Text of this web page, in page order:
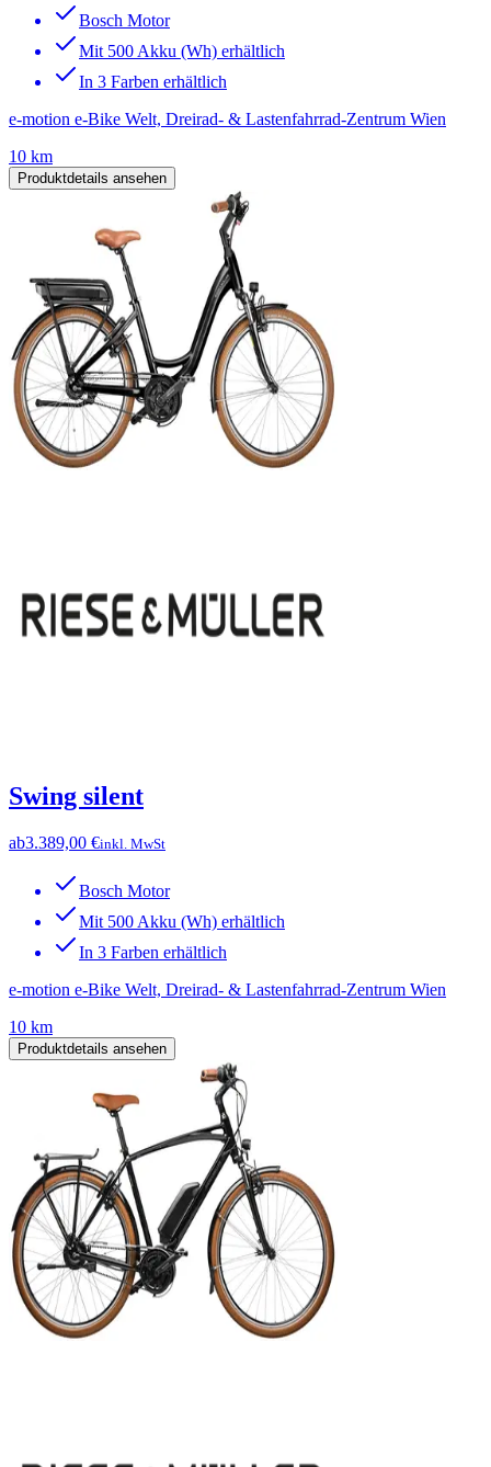
Bosch Motor
Mit 500 Akku (Wh) erhältlich
In 3 Farben erhältlich
e-motion e-Bike Welt, Dreirad- & Lastenfahrrad-Zentrum Wien
10 km
Produktdetails ansehen
Swing silent
ab3.389,00 €inkl. MwSt
Bosch Motor
Mit 500 Akku (Wh) erhältlich
In 3 Farben erhältlich
e-motion e-Bike Welt, Dreirad- & Lastenfahrrad-Zentrum Wien
10 km
Produktdetails ansehen